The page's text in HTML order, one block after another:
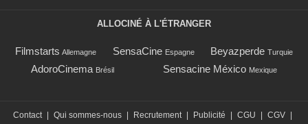
ALLOCINÉ À L'ÉTRANGER
Filmstarts Allemagne SensaCine Espagne Beyazperde Turquie
AdoroCinema Brésil Sensacine México Mexique
Contact Qui sommes-nous Recrutement Publicité CGU CGV